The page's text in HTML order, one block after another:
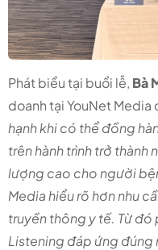
Phát biểu tại buổi lễ, Bà
doanh tại YouNet Media
hạnh khi có thể đồng
trên hành trình trở thành
lượng cao cho người
Media hiểu rõ hơn nhu
truyền thông y tế. Từ
Listening đáp ứng